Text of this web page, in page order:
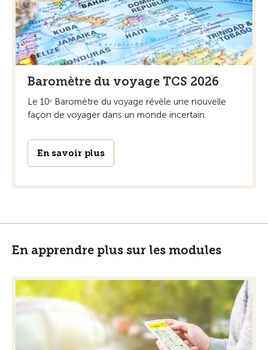
Baromètre du voyage TCS 2026
Le 10ᵉ Baromètre du voyage révèle une nouvelle
façon de voyager dans un monde incertain.
En savoir plus
En apprendre plus sur les modules